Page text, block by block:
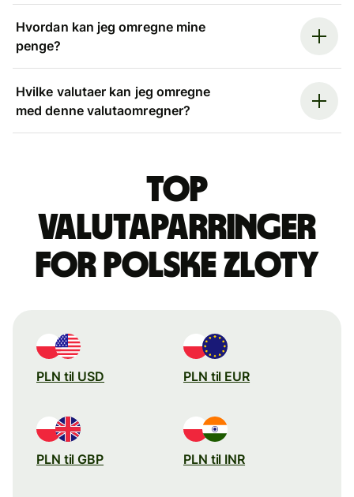
Hvordan kan jeg omregne mine
penge?
Hvilke valutaer kan jeg omregne
med denne valutaomregner?
Top
valutaparringer
for polske zloty
PLN til USD PLN til EUR
PLN til GBP PLN til INR